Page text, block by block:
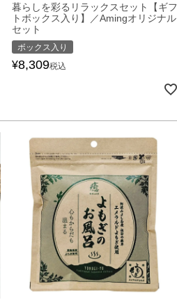
暮らしを彩るリラックスセット【ギフ
トボックス入り】／Amingオリジナル
セット
ボックス入り
¥8,309税込